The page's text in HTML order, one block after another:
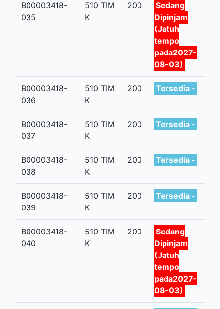
B00003418-
035
510 TIM
K
200
Sedang
Dipinjam
(Jatuh
tempo
pada2027-
08-03)
B00003418-
036
510 TIM
K
200 Tersedia -
B00003418-
037
510 TIM
K
200 Tersedia -
B00003418-
038
510 TIM
K
200 Tersedia -
B00003418-
039
510 TIM
K
200 Tersedia -
B00003418-
040
510 TIM
K
200
Sedang
Dipinjam
(Jatuh
tempo
pada2027-
08-03)